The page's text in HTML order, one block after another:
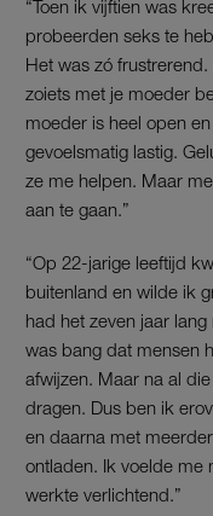
“Toen ik vijftien was
probeerden seks te
Het was zó
zoiets met je moeder
moeder is heel open
gevoelsmatig lastig.
ze me helpen. Maar
aan te gaan.”
“Op 22-jarige leeftijd
buitenland en wilde ik
had het zeven jaar
was bang dat mensen
afwijzen. Maar na al
dragen. Dus ben ik
en daarna met
ontladen. Ik voelde me
werkte verlichtend.”